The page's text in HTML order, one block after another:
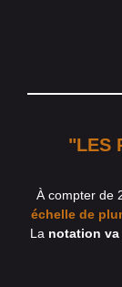
"LES
À compter de
échelle de
La notation va